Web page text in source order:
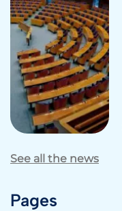
See all the news
Pages